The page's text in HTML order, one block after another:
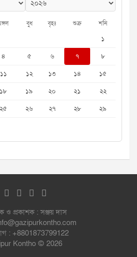
বুধ বৃহঃ শুক্র শনি
১
৪ ৫ ৬ ৭
৮
১১ ১২ ১৩ ১৪
১৫
১৮ ১৯ ২০ ২১
২২
২৫ ২৬ ২৭ ২৮
২৯
ও প্রকাশক : সঞ্জয় দাস
: +8801873799122
Kontho © 2026